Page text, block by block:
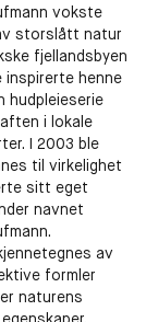
vokste
storslått natur
fjellandsbyen
inspirerte henne
hudpleieserie
i lokale
I 2003 ble
til virkelighet
sitt eget
navnet
av
formler
naturens